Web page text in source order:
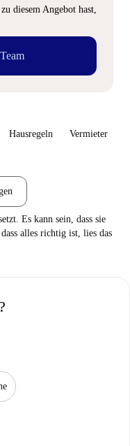
diesem Angebot hast,
Hausregeln Vermieter
Es kann sein, dass sie
alles richtig ist, lies das